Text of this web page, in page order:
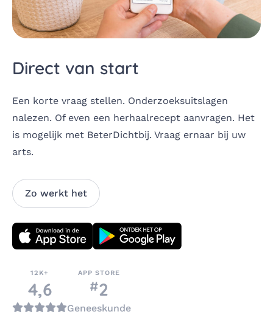
Direct van start
Een korte vraag stellen. Onderzoeksuitslagen
nalezen. Of even een herhaalrecept aanvragen. Het
is mogelijk met BeterDichtbij. Vraag ernaar bij uw
arts.
Zo werkt het
Download direct
12K+
4,6
APP STORE
#nummer
2
in de categorie
Geneeskunde